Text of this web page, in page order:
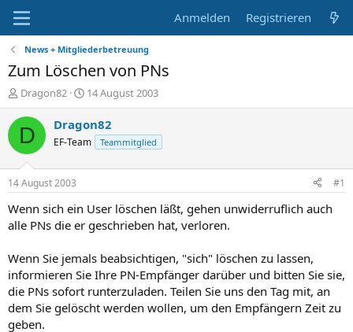
Anmelden Registrieren
News + Mitgliederbetreuung
Zum Löschen von PNs
E
r
s
e
r
Dragon82
E
r
s
e
t
a
14 August 2003
D Dragon82
EF-Team Teammitglied
14 August 2003 #1
Wenn sich ein User löschen läßt, gehen unwiderruflich auch
alle PNs die er geschrieben hat, verloren.
Wenn Sie jemals beabsichtigen, "sich" löschen zu lassen,
informieren Sie Ihre PN-Empfänger darüber und bitten Sie sie,
die PNs sofort runterzuladen. Teilen Sie uns den Tag mit, an
dem Sie gelöscht werden wollen, um den Empfängern Zeit zu
geben.